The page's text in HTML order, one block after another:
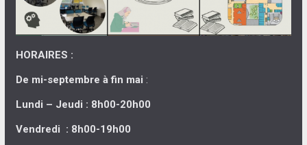
HORAIRES :
De mi-septembre à fin mai :
Lundi – Jeudi : 8h00-20h00
Vendredi : 8h00-19h00